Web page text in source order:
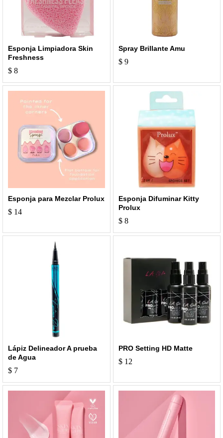
Esponja Limpiadora Skin
Freshness
$ 8
Spray Brillante Amu
$9
Esponja para Mezclar Prolux
$ 14
Esponja Difuminar Kitty
Prolux
$8
Lápiz Delineador A prueba
de Agua
$ 7
PRO Setting HD Matte
$12